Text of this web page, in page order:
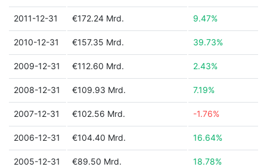
2011-12-31 €172.24 Mrd. 9.47%
2010-12-31 €157.35 Mrd. 39.73%
2009-12-31 €112.60 Mrd. 2.43%
2008-12-31 €109.93 Mrd. 7.19%
2007-12-31 €102.56 Mrd. -1.76%
2006-12-31 €104.40 Mrd. 16.64%
2005-12-31 €89.50 Mrd. 18.78%